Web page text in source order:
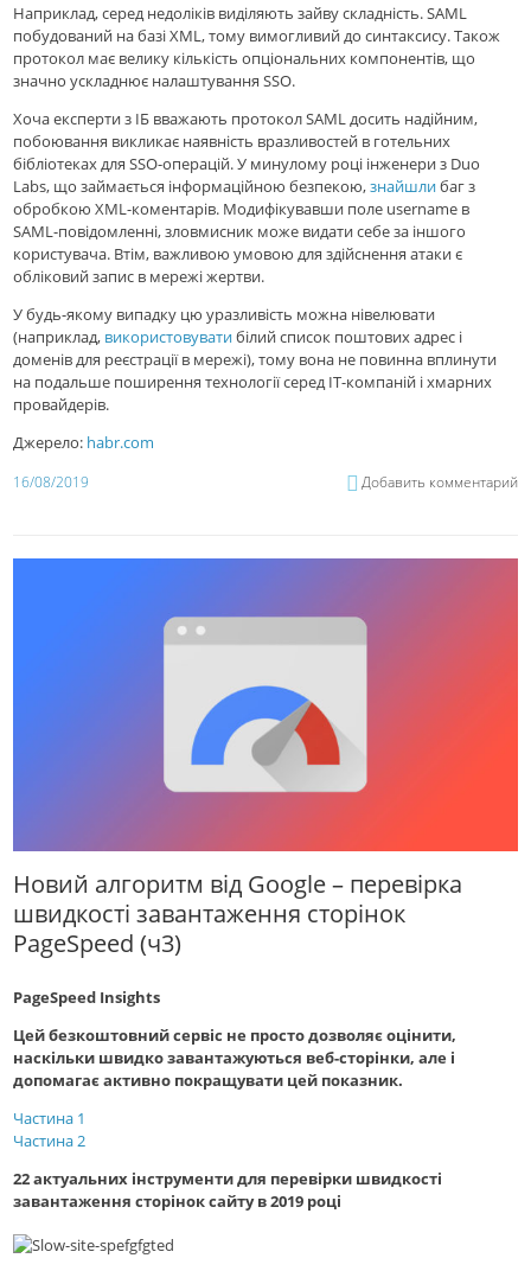
Наприклад, серед недоліків виділяють зайву складність. SAML
побудований на базі XML, тому вимогливий до синтаксису. Також
протокол має велику кількість опціональних компонентів, що
значно ускладнює налаштування SSO.
Хоча експерти з ІБ вважають протокол SAML досить надійним,
побоювання викликає наявність вразливостей в готельних
бібліотеках для SSO-операцій. У минулому році інженери з Duo
Labs, що займається інформаційною безпекою,знайшлибаг з
обробкою XML-коментарів. Модифікувавши поле username в
SAML-повідомленні, зловмисник може видати себе за іншого
користувача. Втім, важливою умовою для здійснення атаки є
обліковий запис в мережі жертви.
У будь-якому випадку цю уразливість можна нівелювати
(наприклад, використовуватибілий список поштових адрес і
доменів для реєстрації в мережі), тому вона не повинна вплинути
на подальше поширення технології серед ІТ-компаній і хмарних
провайдерів.
Джерело: habr.com
16/08/2019 Добавить комментарий
Новий алгоритм від Google – перевірка
швидкості завантаження сторінок
PageSpeed (ч3)
PageSpeed ​​Insights
Цей безкоштовний сервіс не просто дозволяє оцінити,
наскільки швидко завантажуються веб-сторінки, але і
допомагає активно покращувати цей показник.
Частина 1
Частина 2
22 актуальних інструменти для перевірки швидкості
завантаження сторінок сайту в 2019 році